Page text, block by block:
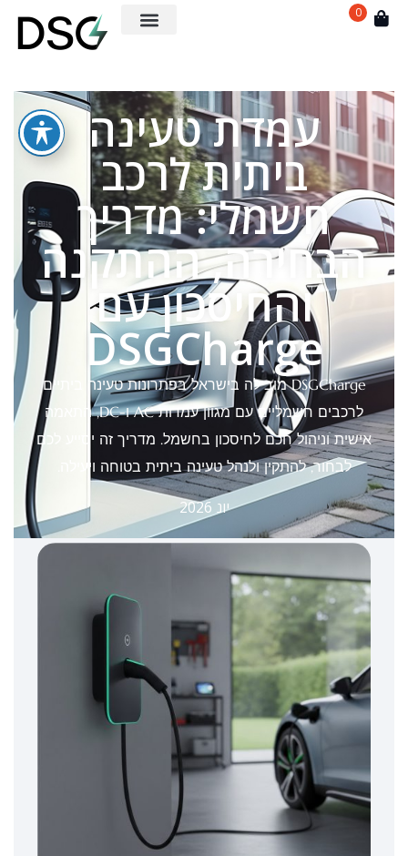
0
עמדת טעינה
ביתית לרכב
חשמלי: מדריך
הבחירה, ההתקנה
והחיסכון עם
DSGCharge
DSGCharge מובילה בישראל בפתרונות טעינה ביתיים
לרכבים חשמליים עם מגוון עמדות AC ו-DC, התאמה
אישית וניהול חכם לחיסכון בחשמל. מדריך זה יסייע לכם
לבחור, להתקין ולנהל טעינה ביתית בטוחה ויעילה.
יונ 2026